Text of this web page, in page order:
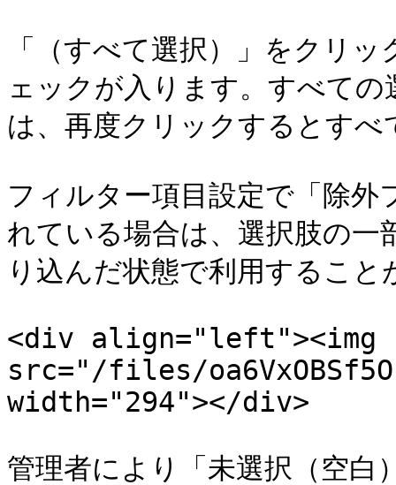
「（すべて選択）」をクリ
ェックが入ります。すべて
は、再度クリックするとす
フィルター項目設定で「除
れている場合は、選択肢の一
り込んだ状態で利用すること
<div align="left"><img
src="/files/
width="294"></div>
管理者により「未選択（空白